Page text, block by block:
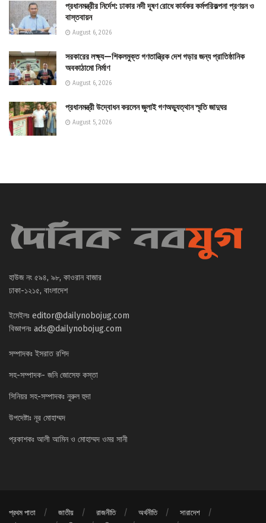
প্রধানমন্ত্রীর নির্দেশ: ঢাকার নদী দূষণ রোধে কার্যকর কর্মপরিকল্পনা প্রণয়ন ও
বাস্তবায়ন
August 6, 2026
সরকারের লক্ষ্য—শিকলমুক্ত গণতান্ত্রিক দেশ গড়ার জন্য প্রাতিষ্ঠানিক
অবকাঠামো নির্মাণ
August 6, 2026
প্রধানমন্ত্রী উদ্বোধন করলেন জুলাই গণঅভ্যুত্থান স্মৃতি জাদুঘর
August 5, 2026
হাউজ নং ৫৯৪, ৯৮, কাওরান বাজার
ঢাকা-১২১৫, বাংলাদেশ
ইমেইলঃ editor@dailynobojug.com
বিজ্ঞাপনঃ ads@dailynobojug.com
সম্পাদকঃ ইসরাত রশিদ
সহ-সম্পাদক- জনি জোসেফ কস্তা
সিনিয়র সহ-সম্পাদকঃ নুরুল হুদা
উপদেষ্টাঃ নূর মোহাম্মদ
প্রকাশকঃ আলী আমিন ও মোহাম্মদ ওমর সানী
প্রথম পাতা জাতীয় রাজনীতি অর্থনীতি
সারাদেশ